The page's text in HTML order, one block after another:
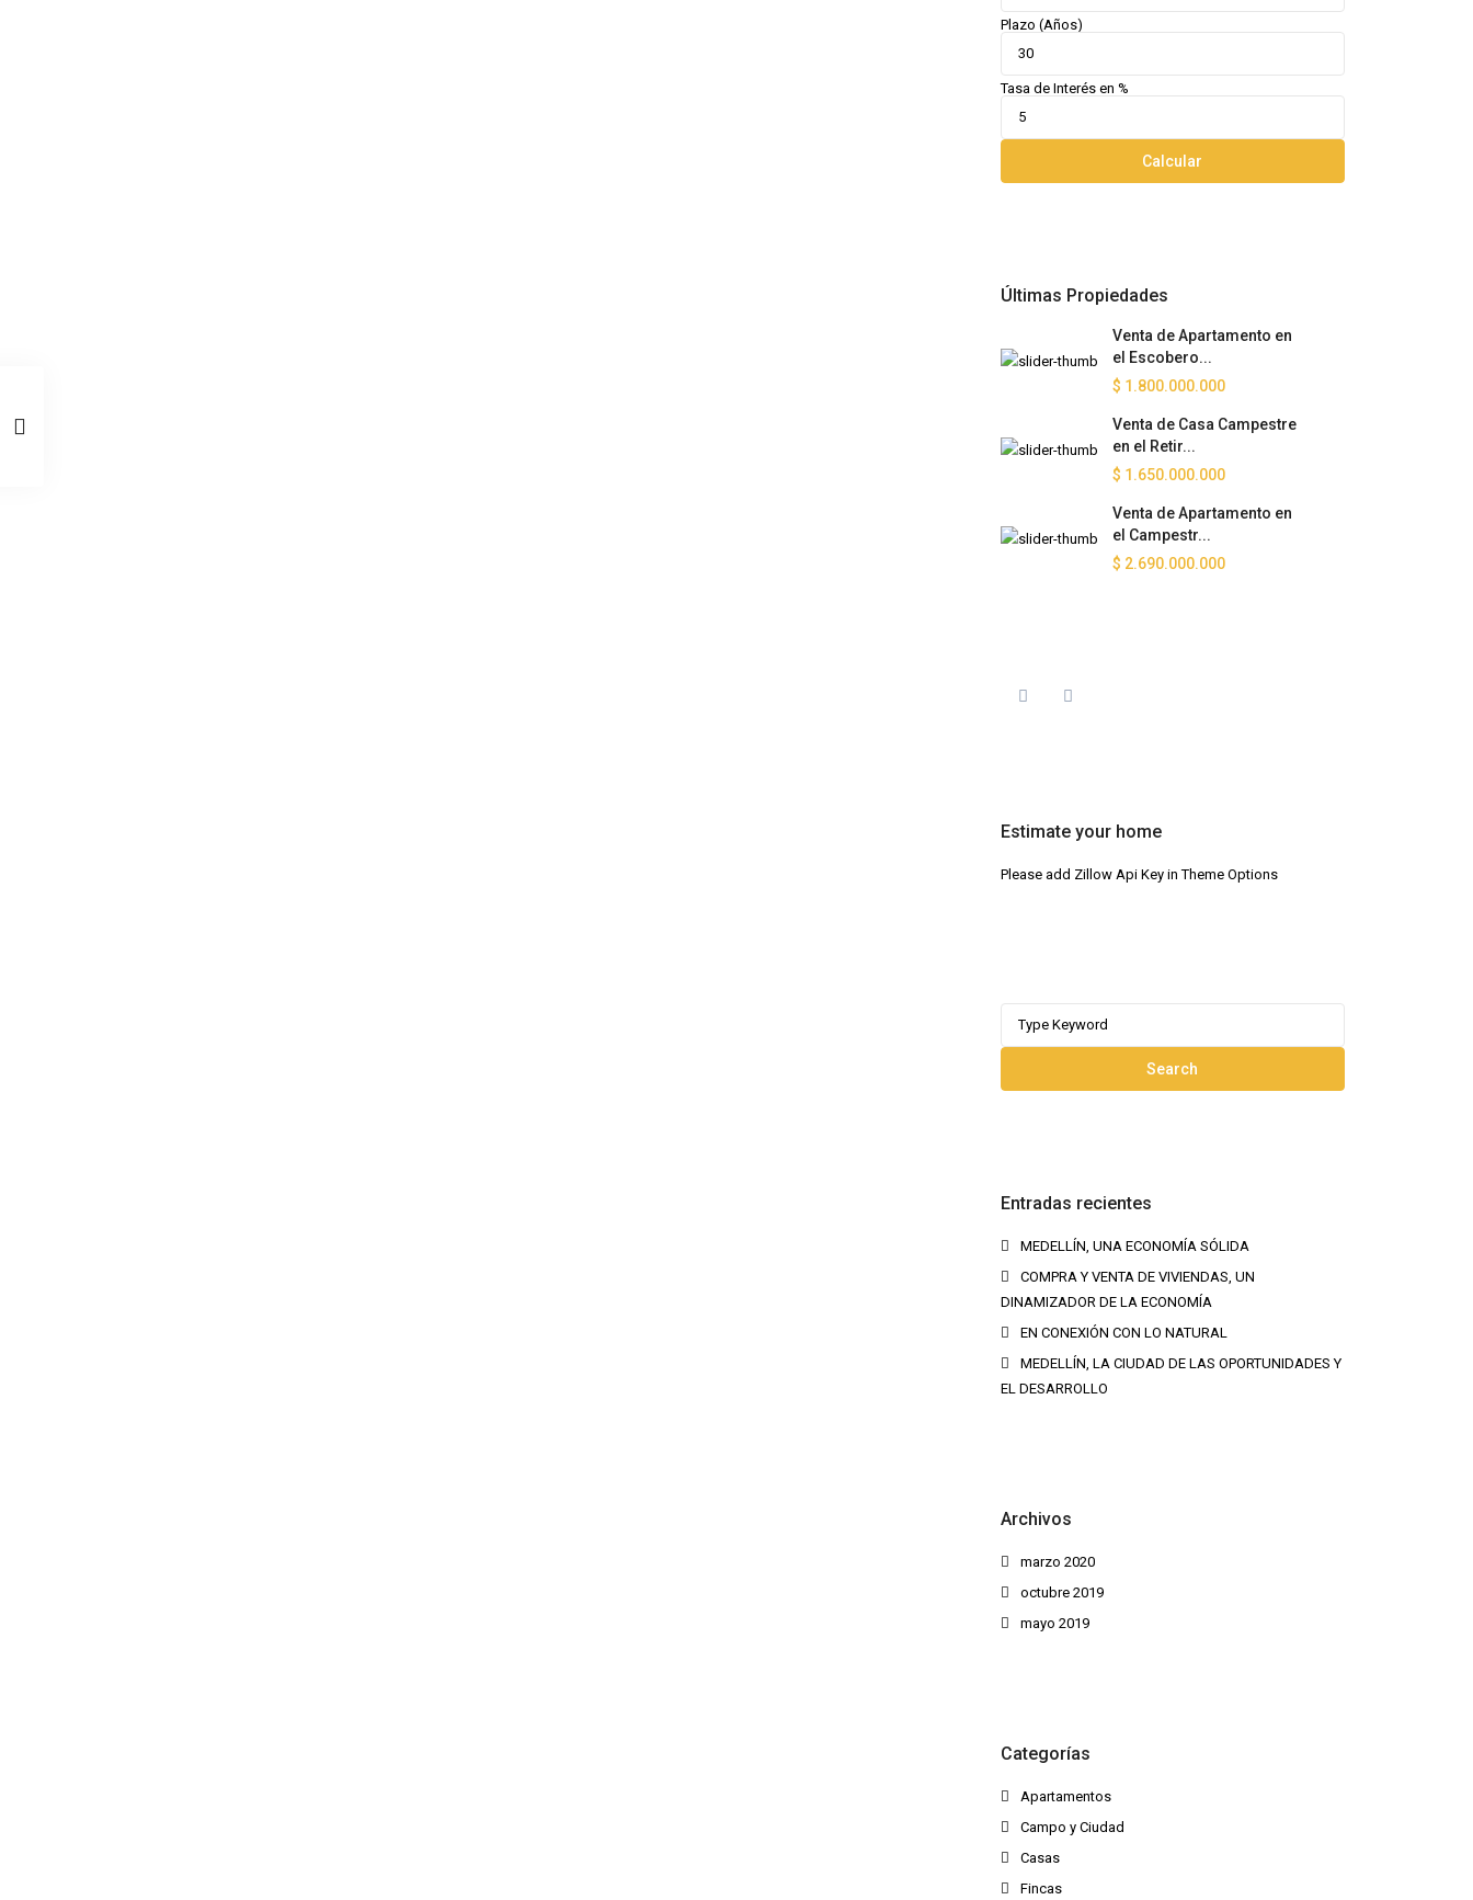
Plazo (Años)
Tasa de Interés en %
Calcular
Últimas Propiedades
Venta de Apartamento en
el Escobero...
$ 1.800.000.000
Venta de Casa Campestre
en el Retir...
$ 1.650.000.000
Venta de Apartamento en
el Campestr...
$ 2.690.000.000
Estimate your home
Please add Zillow Api Key in Theme Options
Search
Entradas recientes
MEDELLÍN, UNA ECONOMÍA SÓLIDA
COMPRA Y VENTA DE VIVIENDAS, UN
DINAMIZADOR DE LA ECONOMÍA
EN CONEXIÓN CON LO NATURAL
MEDELLÍN, LA CIUDAD DE LAS OPORTUNIDADES Y
EL DESARROLLO
Archivos
marzo 2020
octubre 2019
mayo 2019
Categorías
Apartamentos
Campo y Ciudad
Casas
Fincas